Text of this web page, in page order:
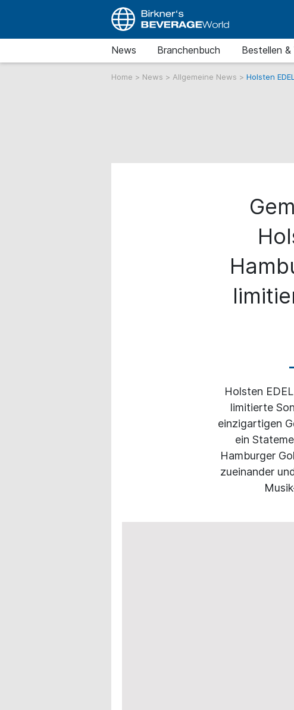
News Branchenbuch Bestellen &
Home > News > Allgemeine News > Holsten
Holsten
limitierte
einzigartigen
ein
Hamburger
zueinander